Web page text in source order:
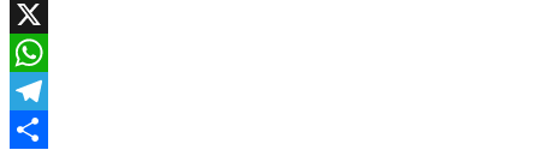
Mail
Facebook
X
WhatsApp
Telegram